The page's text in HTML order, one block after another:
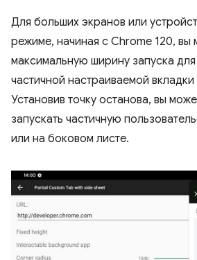
Для больших экранов или
режиме, начиная с Chrome 120, вы
максимальную ширину запуска
частичной настраиваемой
Установив точку останова, вы
запускать частичную
или на боковом листе.